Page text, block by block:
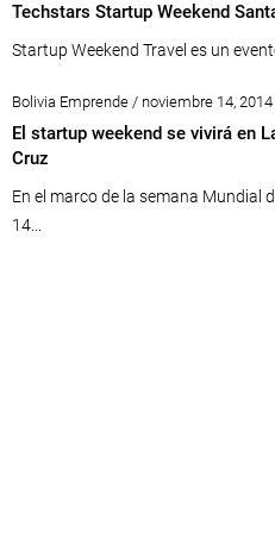
Techstars Startup Weekend
Startup Weekend Travel es un
Bolivia Emprende / noviembre 14, 2014
El startup weekend se vivirá en
Cruz
En el marco de la semana Mundial
14...